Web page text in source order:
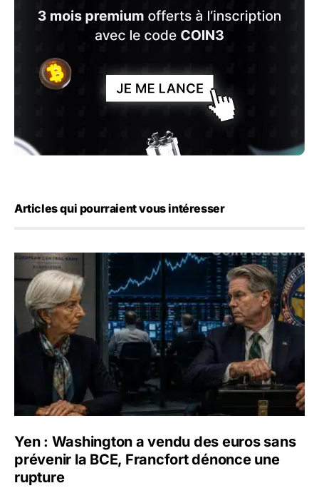
Articles qui pourraient vous intéresser
Yen : Washington a vendu des euros sans prévenir la
Yen : Washington a vendu des euros sans
prévenir la BCE, Francfort dénonce une
rupture